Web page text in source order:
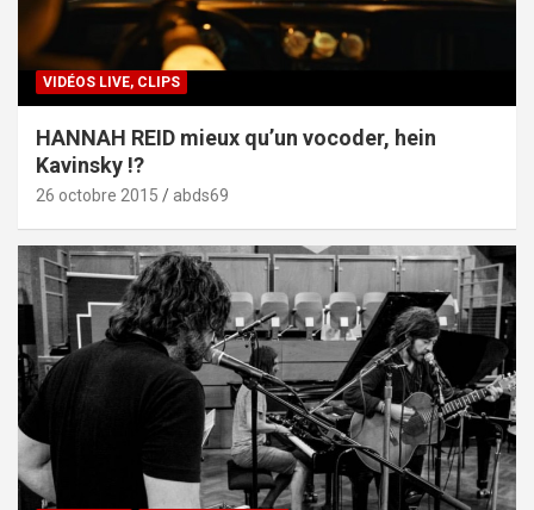
VIDÉOS LIVE, CLIPS
HANNAH REID mieux qu’un vocoder, hein
Kavinsky !?
26 octobre 2015 abds69